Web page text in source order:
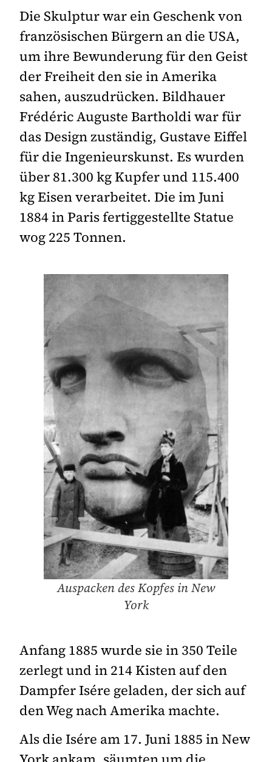
Die Skulptur war ein Geschenk von
französischen Bürgern an die USA,
um ihre Bewunderung für den Geist
der Freiheit den sie in Amerika
sahen, auszudrücken. Bildhauer
Frédéric Auguste Bartholdi war für
das Design zuständig, Gustave Eiffel
für die Ingenieurskunst. Es wurden
über 81.300 kg Kupfer und 115.400
kg Eisen verarbeitet. Die im Juni
1884 in Paris fertiggestellte Statue
wog 225 Tonnen.
Auspacken des Kopfes in New
York
Anfang 1885 wurde sie in 350 Teile
zerlegt und in 214 Kisten auf den
Dampfer Isére geladen, der sich auf
den Weg nach Amerika machte.
Als die Isére am 17. Juni 1885 in New